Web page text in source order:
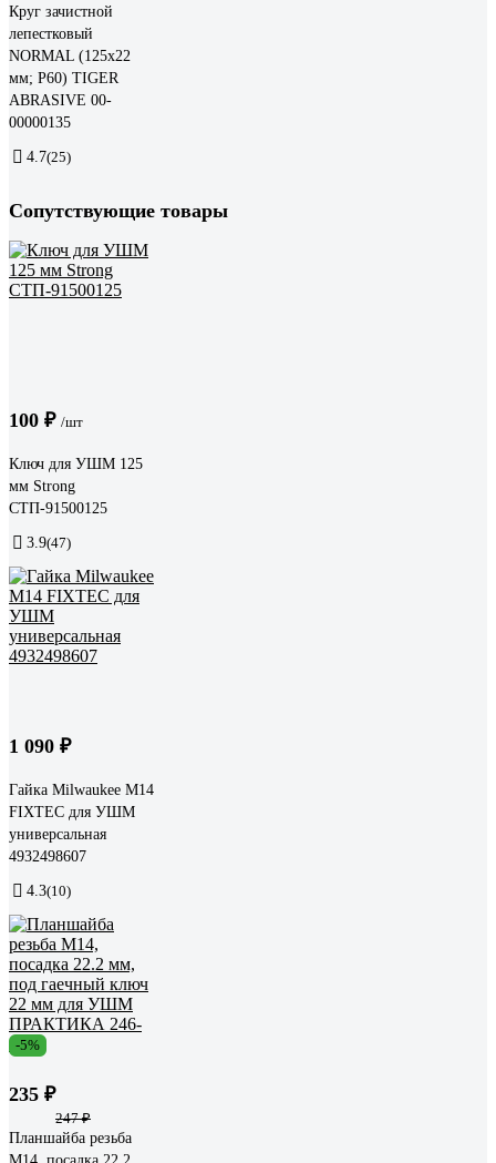
Круг зачистной
лепестковый
NORMAL (125х22
мм; P60) TIGER
ABRASIVE 00-
00000135
4.7(25)
Сопутствующие товары
100 ₽ /шт
Ключ для УШМ 125
мм Strong
СТП-91500125
3.9(47)
1 090 ₽
Гайка Milwaukee M14
FIXTEC для УШМ
универсальная
4932498607
4.3(10)
-5%
235 ₽
247 ₽
Планшайба резьба